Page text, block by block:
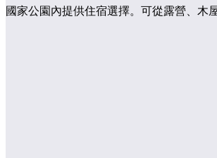
國家公園內提供住宿選擇。可從露營、木